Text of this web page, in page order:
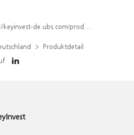
de.ubs.com/produkt/detail/index/isin/DE000WA8V4F6
Produktdetail